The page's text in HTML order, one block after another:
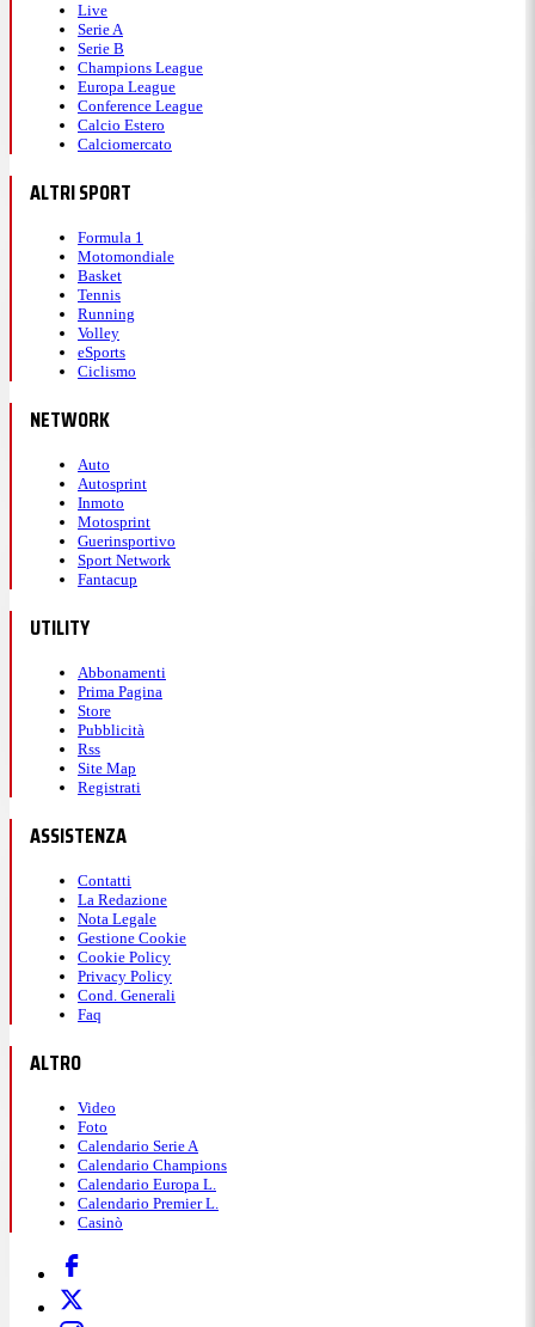
Live
Serie A
Serie B
Champions League
Europa League
Conference League
Calcio Estero
Calciomercato
ALTRI SPORT
Formula 1
Motomondiale
Basket
Tennis
Running
Volley
eSports
Ciclismo
NETWORK
Auto
Autosprint
Inmoto
Motosprint
Guerinsportivo
Sport Network
Fantacup
UTILITY
Abbonamenti
Prima Pagina
Store
Pubblicità
Rss
Site Map
Registrati
ASSISTENZA
Contatti
La Redazione
Nota Legale
Gestione Cookie
Cookie Policy
Privacy Policy
Cond. Generali
Faq
ALTRO
Video
Foto
Calendario Serie A
Calendario Champions
Calendario Europa L.
Calendario Premier L.
Casinò